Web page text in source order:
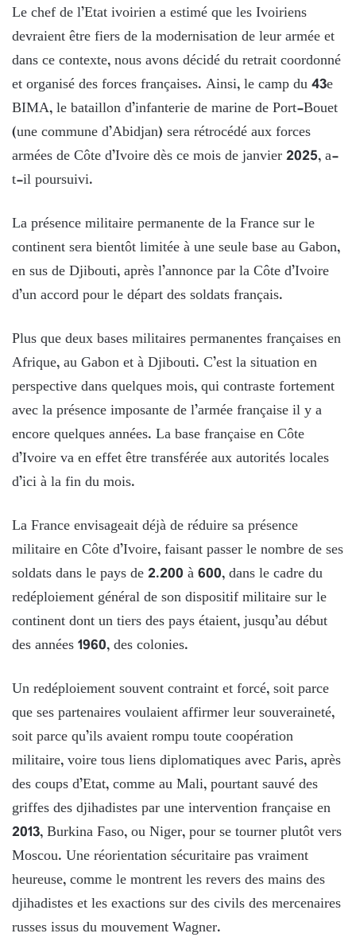
Le chef de l’Etat ivoirien a estimé que les Ivoiriens
devraient être fiers de la modernisation de leur armée et
dans ce contexte, nous avons décidé du retrait coordonné
et organisé des forces françaises. Ainsi, le camp du 43e
BIMA, le bataillon d’infanterie de marine de Port-Bouet
(une commune d’Abidjan) sera rétrocédé aux forces
armées de Côte d’Ivoire dès ce mois de janvier 2025, a-
t-il poursuivi.
La présence militaire permanente de la France sur le
continent sera bientôt limitée à une seule base au Gabon,
en sus de Djibouti, après l’annonce par la Côte d’Ivoire
d’un accord pour le départ des soldats français.
Plus que deux bases militaires permanentes françaises en
Afrique, au Gabon et à Djibouti. C’est la situation en
perspective dans quelques mois, qui contraste fortement
avec la présence imposante de l’armée française il y a
encore quelques années. La base française en Côte
d’Ivoire va en effet être transférée aux autorités locales
d’ici à la fin du mois.
La France envisageait déjà de réduire sa présence
militaire en Côte d’Ivoire, faisant passer le nombre de ses
soldats dans le pays de 2.200 à 600, dans le cadre du
redéploiement général de son dispositif militaire sur le
continent dont un tiers des pays étaient, jusqu’au début
des années 1960, des colonies.
Un redéploiement souvent contraint et forcé, soit parce
que ses partenaires voulaient affirmer leur souveraineté,
soit parce qu’ils avaient rompu toute coopération
militaire, voire tous liens diplomatiques avec Paris, après
des coups d’Etat, comme au Mali, pourtant sauvé des
griffes des djihadistes par une intervention française en
2013, Burkina Faso, ou Niger, pour se tourner plutôt vers
Moscou. Une réorientation sécuritaire pas vraiment
heureuse, comme le montrent les revers des mains des
djihadistes et les exactions sur des civils des mercenaires
russes issus du mouvement Wagner.